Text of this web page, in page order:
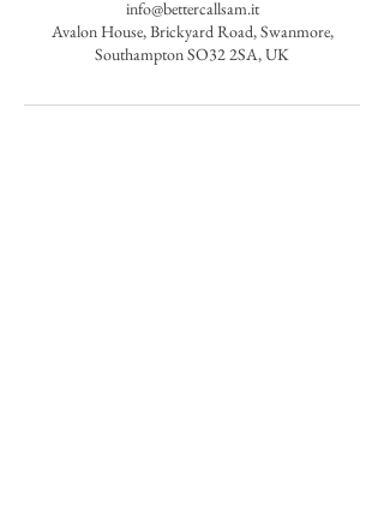
info@bettercallsam.it
Avalon House, Brickyard Road, Swanmore,
Southampton SO32 2SA, UK